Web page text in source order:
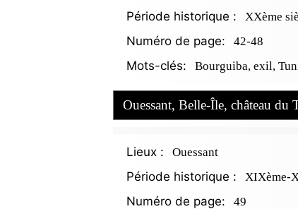
Période historique : XXème
Numéro de page: 42-48
Mots-clés: Bourguiba, exil,
Ouessant, Belle-Île, château du
Lieux : Ouessant
Période historique : XIXème-
Numéro de page: 49